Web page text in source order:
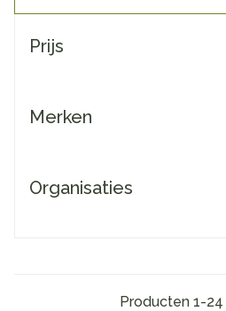
Prijs
Merken
Organisaties
Producten 1-24